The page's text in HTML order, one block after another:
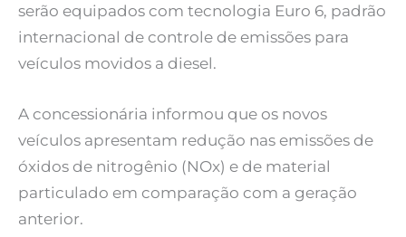
serão equipados com tecnologia Euro 6, padrão
internacional de controle de emissões para
veículos movidos a diesel.
A concessionária informou que os novos
veículos apresentam redução nas emissões de
óxidos de nitrogênio (NOx) e de material
particulado em comparação com a geração
anterior.